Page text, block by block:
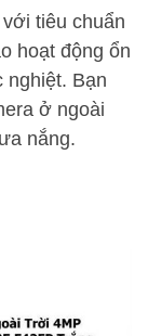
tiêu chuẩn
hoạt động ổn
nghiệt. Bạn
ở ngoài
nắng.